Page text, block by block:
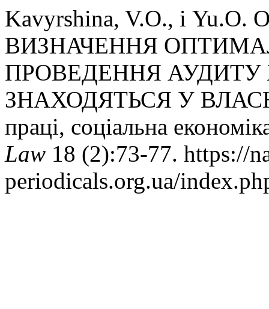
Kavyrshina, V.O., і
ВИЗНАЧЕННЯ
ПРОВЕДЕННЯ АУДИТУ
ЗНАХОДЯТЬСЯ У
праці, соціальна
Law 18 (2):73-77. https://
periodicals.org.ua/